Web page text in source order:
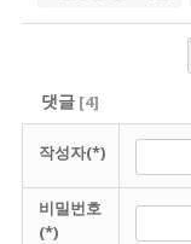
댓글[4]
작성자(*)
비밀번호
(*)